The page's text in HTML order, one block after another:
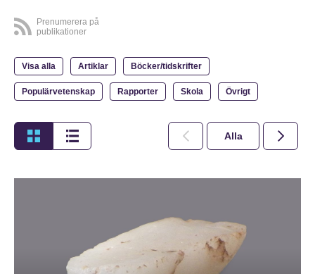
Prenumerera på
publikationer
Visa alla Artiklar Böcker/tidskrifter
Populärvetenskap Rapporter Skola Övrigt
Alla 2026